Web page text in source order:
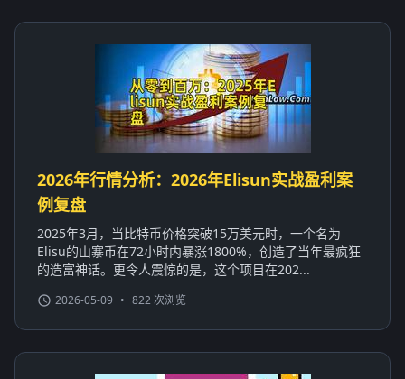
2026年行情分析：2026年Elisun实战盈利案
例复盘
2025年3月，当比特币价格突破15万美元时，一个名为
Elisu的山寨币在72小时内暴涨1800%，创造了当年最疯狂
的造富神话。更令人震惊的是，这个项目在202...
2026-05-09 • 822 次浏览